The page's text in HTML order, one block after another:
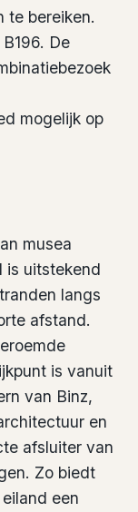
te bereiken.
De
mogelijk op
musea
is uitstekend
langs
afstand.
is vanuit
van Binz,
en
afsluiter van
Zo biedt
een